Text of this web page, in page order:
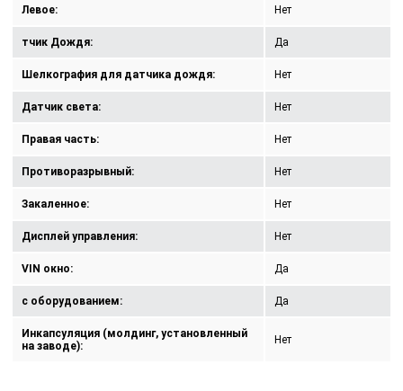
Левое: Нет
тчик Дождя: Да
Шелкография для датчика дождя: Нет
Датчик света: Нет
Правая часть: Нет
Противоразрывный: Нет
Закаленное: Нет
Дисплей управления: Нет
VIN окно: Да
с оборудованием: Да
Инкапсуляция (молдинг, установленный
на заводе):
Нет